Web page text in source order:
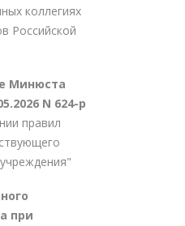
коллегиях
Российской
Минюста
N 624-р
правил
при